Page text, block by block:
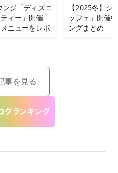
ンジ「ディズニ
ィー」開催
ニューをレポ
【2025冬】シ
ッフェ」開催
ングまとめ
事を見る